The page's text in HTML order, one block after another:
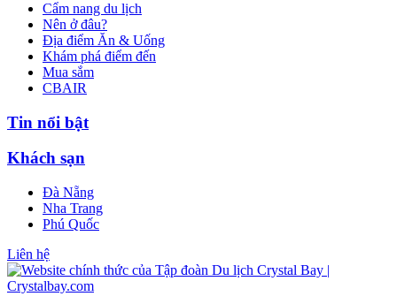
Cẩm nang du lịch
Nên ở đâu?
Địa điểm Ăn & Uống
Khám phá điểm đến
Mua sắm
CBAIR
Tin nổi bật
Khách sạn
Đà Nẵng
Nha Trang
Phú Quốc
Liên hệ